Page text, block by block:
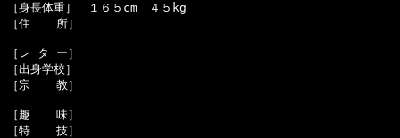
［身長体重］　１６５cm　４５kg
［住  　所］
［レ タ ー］
［出身学校］
［宗  　教］
［趣  　味］
［特  　技］